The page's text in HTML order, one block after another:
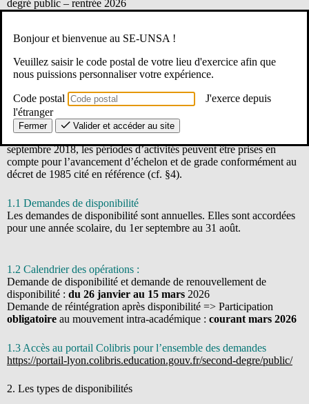
degré public – rentrée 2026
D’après le BIR du 26/01/26
1. Dispositions générales
La disponibilité est la position du fonctionnaire titulaire qui, placé
hors de son administration ou service d’origine, cesse de bénéficier
des droits à l’avancement et à la retraite. Cependant, depuis le 7
septembre 2018, les périodes d’activités peuvent être prises en
compte pour l’avancement d’échelon et de grade conformément au
décret de 1985 cité en référence (cf. §4).
1.1 Demandes de disponibilité
Les demandes de disponibilité sont annuelles. Elles sont accordées
pour une année scolaire, du 1er septembre au 31 août.
1.2 Calendrier des opérations :
Demande de disponibilité et demande de renouvellement de
disponibilité : du 26 janvier au 15 mars 2026
Demande de réintégration après disponibilité => Participation
obligatoire au mouvement intra-académique : courant mars 2026
1.3 Accès au portail Colibris pour l’ensemble des demandes
https://portail-lyon.colibris.education.gouv.fr/second-degre/public/
2. Les types de disponibilités
Bonjour et bienvenue au SE-UNSA !
Veuillez saisir le code postal de votre lieu d'exercice afin que
nous puissions personnaliser votre expérience.
Code postal
J'exerce depuis
l'étranger
Fermer Valider et accéder au site